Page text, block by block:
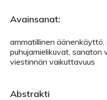
Avainsanat:
ammatillinen äänenkäyttö,
puhujamielikuvat, sanaton
viestinnän vaikuttavuus
Abstrakti